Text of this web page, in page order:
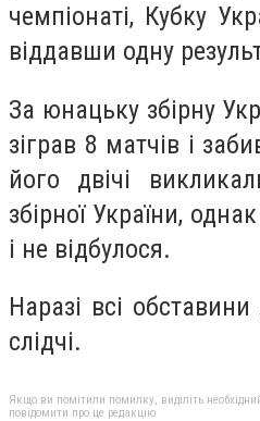
чемпіонаті, Кубку
віддавши одну
За юнацьку збірну
зіграв 8 матчів і
його двічі
збірної України,
і не відбулося.
Наразі всі
слідчі.
Якщо ви помітили помилку, виділіть
повідомити про це редакцію